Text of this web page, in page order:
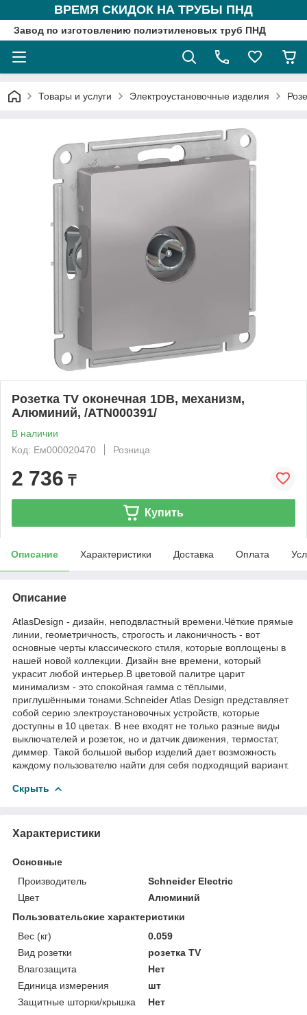
ВРЕМЯ СКИДОК НА ТРУБЫ ПНД
Завод по изготовлению полиэтиленовых труб ПНД
Товары и услуги Электроустановочные изделия
Розетка TV оконечная 1DB, механизм,
Алюминий, /ATN000391/
В наличии
Код: Ем000020470
Розница
2 736 ₸
Купить
Описание Характеристики Доставка Оплата
Описание
AtlasDesign - дизайн, неподвластный времени.Чёткие прямые
линии, геометричность, строгость и лаконичность - вот
основные черты классического стиля, которые воплощены в
нашей новой коллекции. Дизайн вне времени, который
украсит любой интерьер.В цветовой палитре царит
минимализм - это спокойная гамма с тёплыми,
приглушёнными тонами.Schneider Atlas Design представляет
собой серию электроустановочных устройств, которые
доступны в 10 цветах. В нее входят не только разные виды
выключателей и розеток, но и датчик движения, термостат,
диммер. Такой большой выбор изделий дает возможность
каждому пользователю найти для себя подходящий вариант.
Скрыть
Характеристики
Основные
Производитель
Schneider Electric
Цвет
Алюминий
Пользовательские характеристики
Вес (кг)
0.059
Вид розетки
розетка TV
Влагозащита
Нет
Единица измерения
шт
Защитные шторки/крышка
Нет